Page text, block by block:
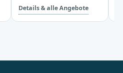
Details & alle Angebote